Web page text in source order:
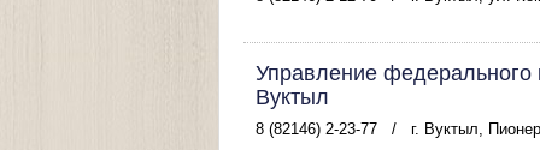
Управление федерального
Вуктыл
8 (82146) 2-23-77 / г. Вуктыл,